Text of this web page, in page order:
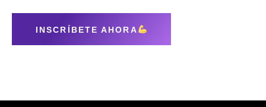
INSCRÍBETE AHORA